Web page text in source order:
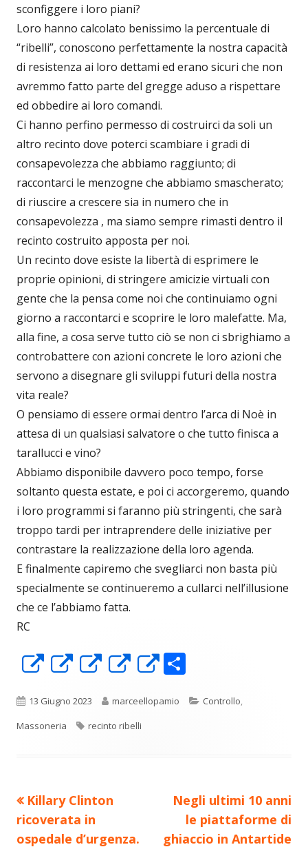
sconfiggere i loro piani?
Loro hanno calcolato benissimo la percentuale di
“ribelli”, conoscono perfettamente la nostra capacità
di resistenza ai loro dettami ed erano sicuri che non
avremmo fatto parte del gregge aduso a rispettare
ed obbedire ai loro comandi.
Ci hanno perfino permesso di costruirci da soli un
altro recinto dove poterci scambiare i gradi di
consapevolezza che abbiamo raggiunto; di
raccontarci le menzogne che abbiamo smascherato;
di riuscire a crescere sia in numero che in
consapevolezza , ma siamo sempre rimasti dentro il
recinto costruito apposta per noi.
Un recinto dove esiste la libertà di esprimere le
proprie opinioni, di stringere amicizie virtuali con
gente che la pensa come noi che continuiamo ogni
giorno a raccontarci e scoprire le loro malefatte. Ma,
alla fine, a cosa serve tutto ciò se non ci sbrighiamo a
controbattere con azioni concrete le loro azioni che
servono a disegnare gli sviluppi futuri della nostra
vita reale?
O pensiamo di essere ormai dentro l’arca di Noè in
attesa di un qualsiasi salvatore o che tutto finisca a
tarallucci e vino?
Abbiamo disponibile davvero poco tempo, forse
soltanto questa estate, e poi ci accorgeremo, quando
i loro programmi si faranno più stringenti, che sarà
troppo tardi per intraprendere delle iniziative per
contrastare la realizzazione della loro agenda.
E finalmente capiremo che svegliarci non basta più
specialmente se continueremo a cullarci nell’illusione
che ce l’abbiamo fatta.
RC
Apre
una
nuova
Apre
una
nuova
Apre
una
nuova
Apre
una
nuova
Apre
una
n
Pubblicato
13 Giugno 2023 Autore
marceellopamio Categorie
Controllo,
Massoneria
Tag
recinto ribelli
Navigazione
articoli
Precedente
articolo:
Killary Clinton
ricoverata in
ospedale d’urgenza.
Nuovo
articolo:
Negli ultimi 10 anni
le piattaforme di
ghiaccio in Antartide